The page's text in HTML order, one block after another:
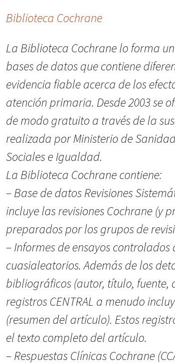
Biblioteca Cochrane
La Biblioteca Cochrane lo forma
bases de datos que contiene
evidencia fiable acerca de los
atención primaria. Desde 2003 se
de modo gratuito a través de la
realizada por Ministerio de
Sociales e Igualdad.
La Biblioteca Cochrane contiene:
– Base de datos Revisiones
incluye las revisiones Cochrane (y
preparados por los grupos de
– Informes de ensayos
cuasialeatorios. Además de los
bibliográficos (autor, título, fuente,
registros CENTRAL a menudo
(resumen del artículo). Estos
el texto completo del artículo.
– Respuestas Clínicas Cochrane